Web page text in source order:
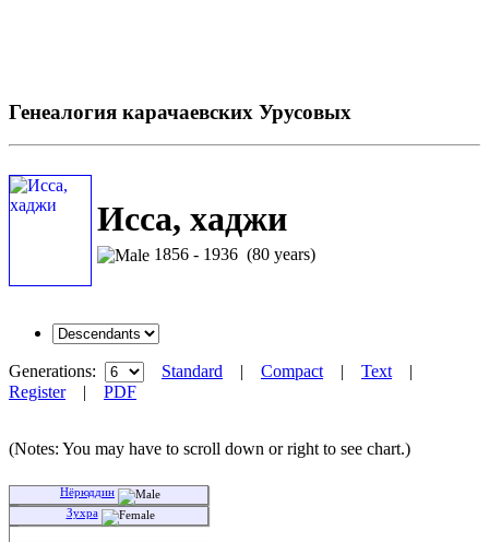
Генеалогия карачаевских Урусовых
Исса, хаджи
1856 - 1936 (80 years)
Generations: Standard | Compact| Text|
Register| PDF
(Notes: You may have to scroll down or right to see chart.)
Нёрюддин
Зухра